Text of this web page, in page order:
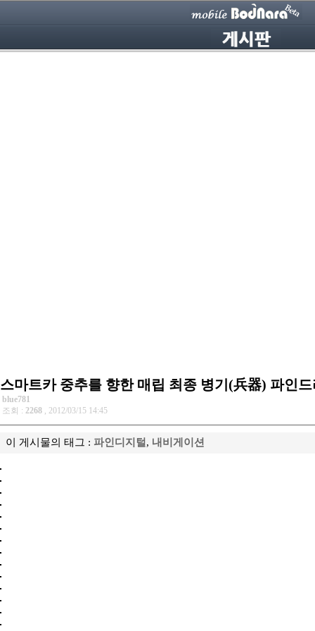
스마트카 중추를 향한 매립 최종 병기(兵器) 파인드
blue781
조회 : 2268 , 2012/03/15 14:45
이 게시물의 태그 : 파인디지털 , 내비게이션